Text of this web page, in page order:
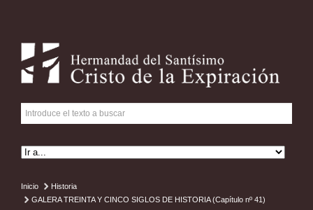
Inicio
Historia
GALERA TREINTA Y CINCO SIGLOS DE HISTORIA (Capítulo nº 41)